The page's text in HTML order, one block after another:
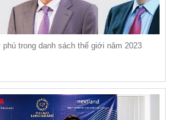
trong danh sách thế giới năm 2023